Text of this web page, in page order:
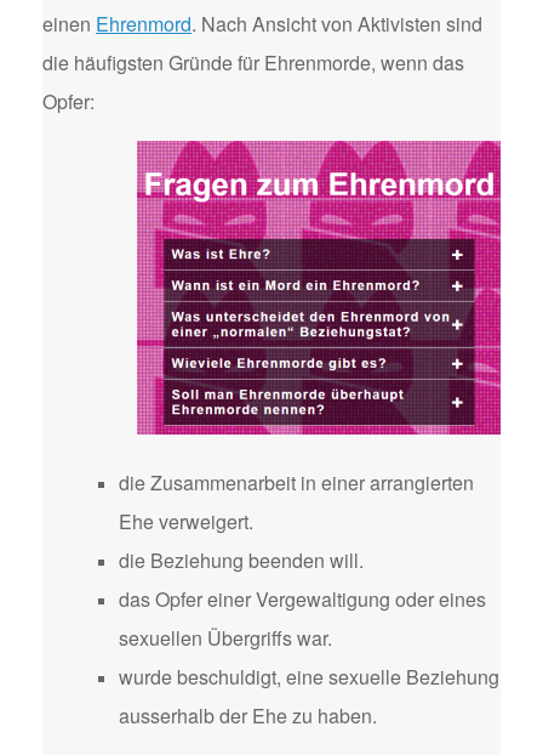
einen Ehrenmord. Nach Ansicht von Aktivisten sind
die häufigsten Gründe für Ehrenmorde, wenn das
Opfer:
die Zusammenarbeit in einer arrangierten
Ehe verweigert.
die Beziehung beenden will.
das Opfer einer Vergewaltigung oder eines
sexuellen Übergriffs war.
wurde beschuldigt, eine sexuelle Beziehung
ausserhalb der Ehe zu haben.